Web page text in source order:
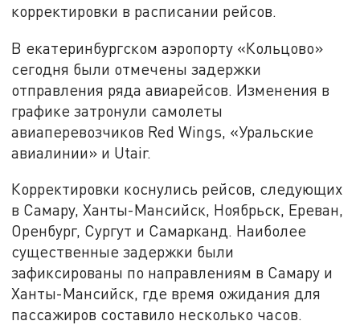
корректировки в расписании рейсов.
В екатеринбургском аэропорту «Кольцово»
сегодня были отмечены задержки
отправления ряда авиарейсов. Изменения в
графике затронули самолеты
авиаперевозчиков Red Wings, «Уральские
авиалинии» и Utair.
Корректировки коснулись рейсов, следующих
в Самару, Ханты-Мансийск, Ноябрьск, Ереван,
Оренбург, Сургут и Самарканд. Наиболее
существенные задержки были
зафиксированы по направлениям в Самару и
Ханты-Мансийск, где время ожидания для
пассажиров составило несколько часов.